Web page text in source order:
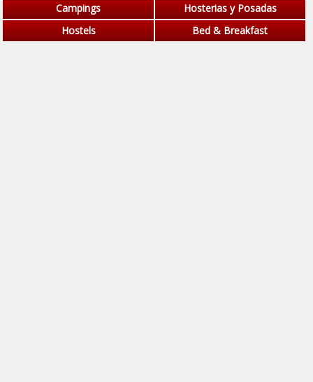
Campings
Hosterias y Posadas
Hostels
Bed & Breakfast